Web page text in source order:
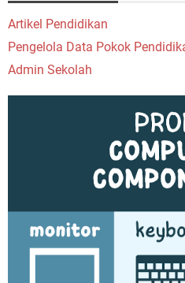
Artikel Pendidikan
Pengelola Data Pokok
Admin Sekolah